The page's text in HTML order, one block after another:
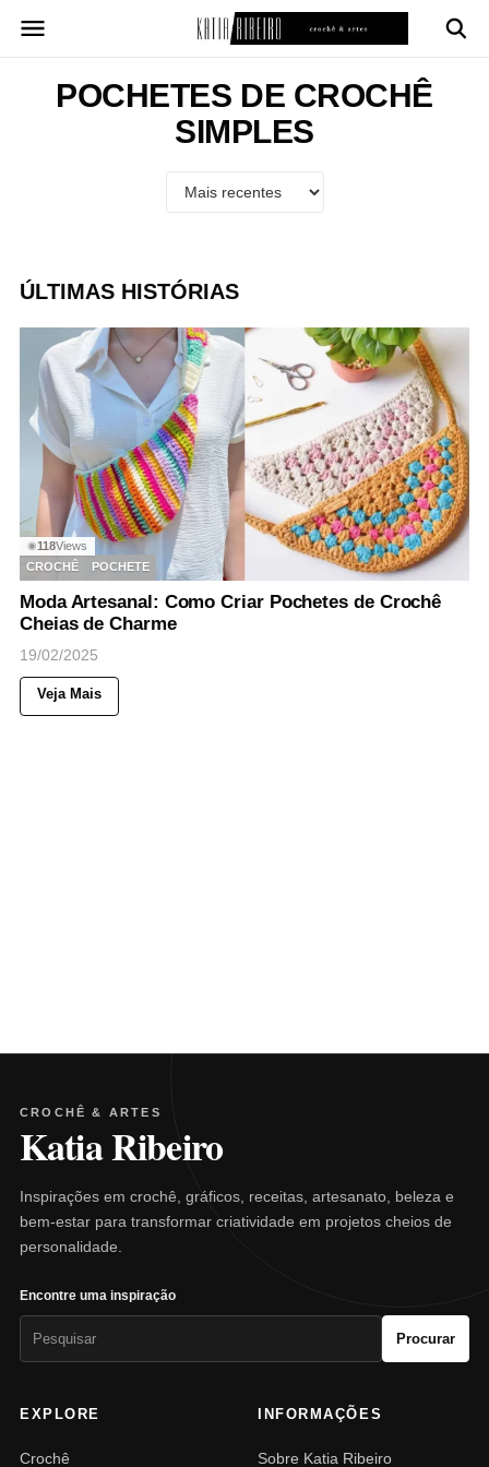
para
conteúdoPOCHETES DE CROCHÊ
SIMPLES
ÚLTIMAS HISTÓRIAS
◉118Views
CROCHÊ
POCHETE
Moda Artesanal: Como Criar Pochetes de Crochê
Cheias de Charme
19/02/2025
Veja Mais
CROCHÊ & ARTES
Katia Ribeiro
Inspirações em crochê, gráficos, receitas, artesanato, beleza e
bem-estar para transformar criatividade em projetos cheios de
personalidade.
Encontre uma inspiração
Procurar
EXPLORE
Crochê
INFORMAÇÕES
Sobre Katia Ribeiro